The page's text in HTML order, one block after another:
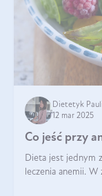
Dietetyk
12 mar 2025
Co jeść przy
Dieta jest jednym
leczenia anemii.